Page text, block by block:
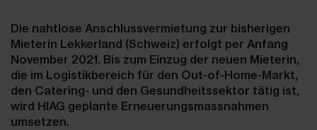
Die nahtlose Anschlussvermietung zur bisherigen
Mieterin Lekkerland (Schweiz) erfolgt per Anfang
November 2021. Bis zum Einzug der neuen Mieterin,
die im Logistikbereich für den Out-of-Home-Markt,
den Catering- und den Gesundheitssektor tätig ist,
wird HIAG geplante Erneuerungsmass­nahmen
umsetzen.